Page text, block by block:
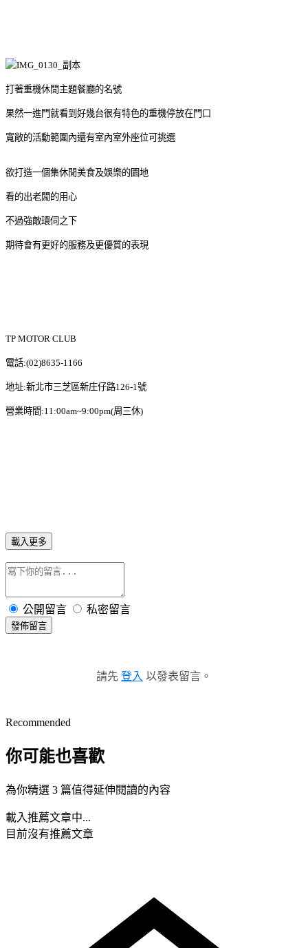
打著重機休閒主題餐廳的名號
果然一進門就看到好幾台很有特色的重機停放在門口
寬敞的活動範圍內還有室內室外座位可挑選
欲打造一個集休閒美食及娛樂的園地
看的出老闆的用心
不過強敵環伺之下
期待會有更好的服務及更優質的表現
TP MOTOR CLUB
電話:(02)8635-1166
地址:新北市三芝區新庄仔路126-1號
營業時間:11:00am~9:00pm(周三休)
載入更多
公開留言 私密留言
發佈留言
請先 登入 以發表留言。
Recommended
你可能也喜歡
為你精選 3 篇值得延伸閱讀的內容
載入推薦文章中...
目前沒有推薦文章